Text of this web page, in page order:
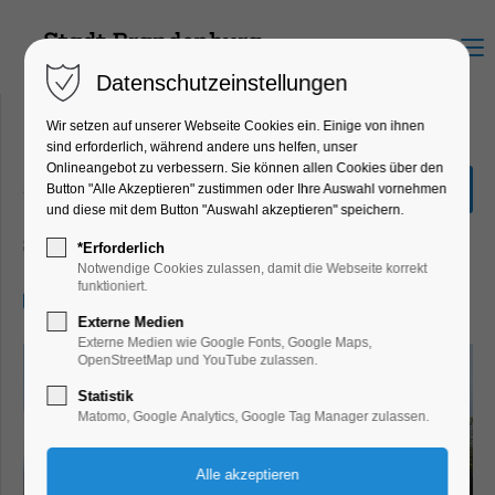
Menu
„Große Seenrundfahrt mit
Kanincheninsel“ 2,5 Std.
Schiffrundfahrt
Datenschutzeinstellungen
Wir setzen auf unserer Webseite Cookies ein. Einige von ihnen
sind erforderlich, während andere uns helfen, unser
Onlineangebot zu verbessern. Sie können allen Cookies über den
Button "Alle Akzeptieren" zustimmen oder Ihre Auswahl vornehmen
und diese mit dem Button "Auswahl akzeptieren" speichern.
*Erforderlich
Notwendige Cookies zulassen, damit die Webseite korrekt
funktioniert.
Externe Medien
Externe Medien wie Google Fonts, Google Maps,
OpenStreetMap und YouTube zulassen.
Statistik
Matomo, Google Analytics, Google Tag Manager zulassen.